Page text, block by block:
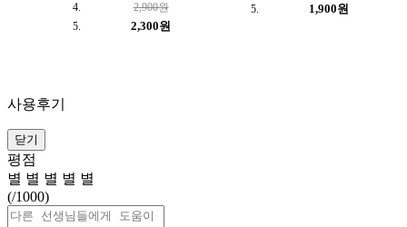
2,900원
2,300원
1,900원
사용후기
닫기
평점
별 별 별 별 별
(/1000)